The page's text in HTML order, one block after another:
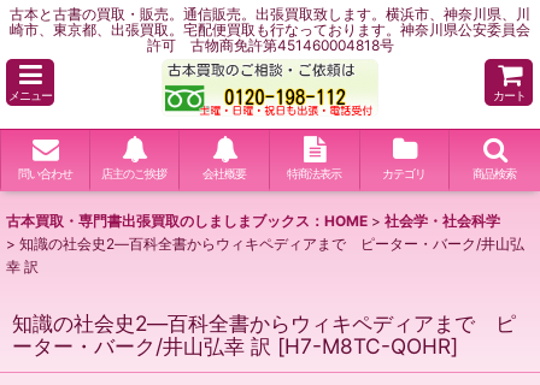
古本と古書の買取・販売。通信販売。出張買取致します。横浜市、神奈川県、川
崎市、東京都、出張買取。宅配便買取も行なっております。神奈川県公安委員会
許可 古物商免許第451460004818号
メニュー カート
問い合わせ 店主のご挨拶 会社概要 特商法表示 カテゴリ 商品検索
古本買取・専門書出張買取のしましまブックス：HOME > 社会学・社会科学
> 知識の社会史2―百科全書からウィキペディアまで ピーター・バーク/井山弘
幸 訳
知識の社会史2―百科全書からウィキペディアまで ピ
ーター・バーク/井山弘幸 訳 [H7-M8TC-QOHR]